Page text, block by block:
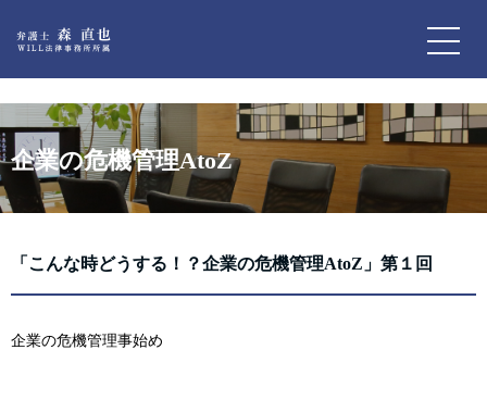
企業の危機管理AtoZ
「こんな時どうする！？企業の危機管理AtoZ」第１回
企業の危機管理事始め